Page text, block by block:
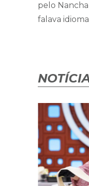
pelo
falava